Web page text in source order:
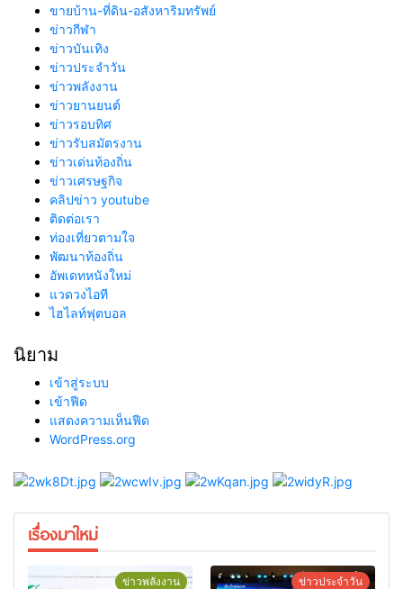
ขายบ้าน-ที่ดิน-อสังหาริมทรัพย์
ข่าวกีฬา
ข่าวบันเทิง
ข่าวประจำวัน
ข่าวพลังงาน
ข่าวยานยนต์
ข่าวรอบทิศ
ข่าวรับสมัตรงาน
ข่าวเด่นท้องถิ่น
ข่าวเศรษฐกิจ
คลิปข่าว youtube
ติดต่อเรา
ท่องเที่ยวตามใจ
พัฒนาท้องถิ่น
อัพเดทหนังใหม่
แวดวงไอที
ไฮไลท์ฟุตบอล
นิยาม
เข้าสู่ระบบ
เข้าฟีด
แสดงความเห็นฟีด
WordPress.org
เรื่องมาใหม่
ข่าวพลังงาน ข่าวประจำวัน